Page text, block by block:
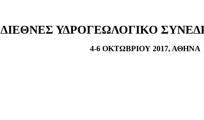
ΔΙΕΘΝΕΣ ΥΔΡΟΓΕΩΛΟΓΙΚΟ
4-6 ΟΚΤΩΒΡΙΟΥ 2017, ΑΘΗΝΑ